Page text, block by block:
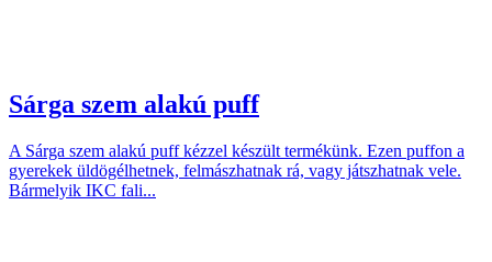
Sárga szem alakú puff
A Sárga szem alakú puff kézzel készült termékünk. Ezen puffon a
gyerekek üldögélhetnek, felmászhatnak rá, vagy játszhatnak vele.
Bármelyik IKC fali...